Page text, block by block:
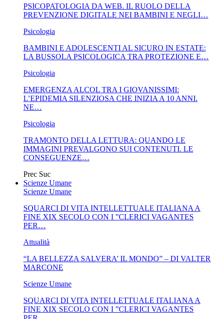
PSICOPATOLOGIA DA WEB. IL RUOLO DELLA
PREVENZIONE DIGITALE NEI BAMBINI E NEGLI…
Psicologia
BAMBINI E ADOLESCENTI AL SICURO IN ESTATE:
LA BUSSOLA PSICOLOGICA TRA PROTEZIONE E…
Psicologia
EMERGENZA ALCOL TRA I GIOVANISSIMI:
L’EPIDEMIA SILENZIOSA CHE INIZIA A 10 ANNI.
NE…
Psicologia
TRAMONTO DELLA LETTURA: QUANDO LE
IMMAGINI PREVALGONO SUI CONTENUTI. LE
CONSEGUENZE…
Prec Suc
Scienze Umane
Scienze Umane
SQUARCI DI VITA INTELLETTUALE ITALIANA A
FINE XIX SECOLO CON I ”CLERICI VAGANTES
PER…
Attualità
“LA BELLEZZA SALVERA’ IL MONDO” – DI VALTER
MARCONE
Scienze Umane
SQUARCI DI VITA INTELLETTUALE ITALIANA A
FINE XIX SECOLO CON I ”CLERICI VAGANTES